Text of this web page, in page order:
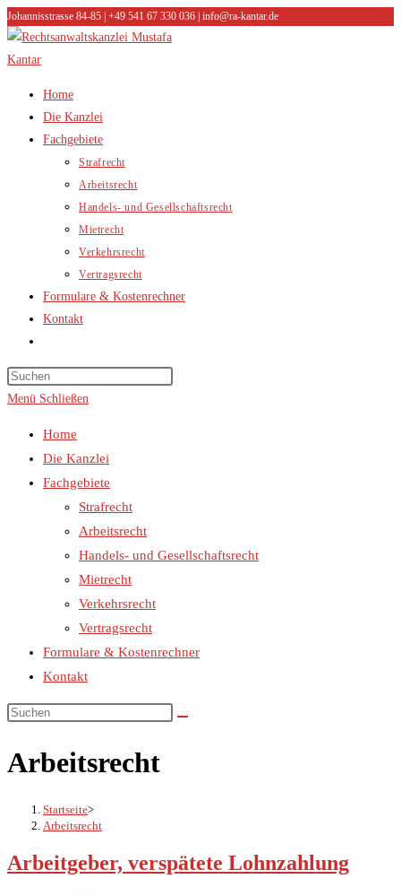
Zum
Inhalt
springen
Johannisstrasse 84-85 | +49 541 67 330 036 | info@ra-kantar.de
Home
Die Kanzlei
Fachgebiete
Strafrecht
Arbeitsrecht
Handels- und Gesellschaftsrecht
Mietrecht
Verkehrsrecht
Vertragsrecht
Formulare & Kostenrechner
Kontakt
umschalten
Menü Schließen
Home
Die Kanzlei
Fachgebiete
Strafrecht
Arbeitsrecht
Handels- und Gesellschaftsrecht
Mietrecht
Verkehrsrecht
Vertragsrecht
Formulare & Kostenrechner
Kontakt
Arbeitsrecht
Startseite>
Arbeitsrecht
Arbeitgeber, verspätete Lohnzahlung